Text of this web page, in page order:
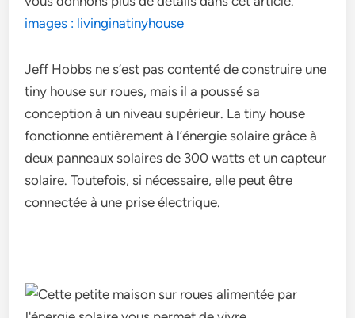
images : livinginatinyhouse
Jeff Hobbs ne s’est pas contenté de construire une
tiny house sur roues, mais il a poussé sa
conception à un niveau supérieur. La tiny house
fonctionne entièrement à l’énergie solaire grâce à
deux panneaux solaires de 300 watts et un capteur
solaire. Toutefois, si nécessaire, elle peut être
connectée à une prise électrique.